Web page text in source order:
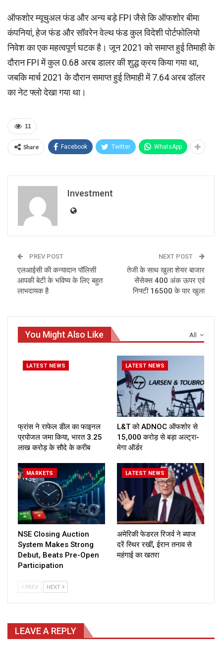
ऑफशोर म्यूचुअल फंड और अन्य बड़े FPI जैसे कि ऑफशोर बीमा
कंपनियां, हेज फंड और सॉवरेन वेल्थ फंड कुल विदेशी पोर्टफोलियो
निवेश का एक महत्वपूर्ण घटक है। जून 2021 को समाप्त हुई तिमाही के
दौरान FPI में कुल 0.68 अरब डालर की शुद्ध क्रय किया गया था,
जबकि मार्च 2021 के दौरान समाप्त हुई तिमाही में 7.64 अरब डॉलर
का नेट फ्लो देखा गया था।
11
Share Facebook Twitter WhatsApp
Investment
PREV POST
एलआईसी की कन्‍यादान पॉलिसी
आपकी बेटी के भविष्‍य के लिए बहुत
लाभदायक है
NEXT POST
तेजी के साथ खुला शेयर बाजार
सेंसेक्‍स 400 अंक ऊपर एवं
निफ्टी 16500 के पार खुला
All
You Might Also Like
LATEST NEWS
फ्रांस ने राफेल डील का फाइनल
प्रपोजल जमा किया, भारत ₹3.25
लाख करोड़ के सौदे के करीब
LATEST NEWS
L&T को ADNOC ऑफशोर से
₹15,000 करोड़ से बड़ा अल्ट्रा-
मेगा ऑर्डर
MARKETS
NSE Closing Auction
System Makes Strong
Debut, Beats Pre-Open
Participation
LATEST NEWS
अमेरिकी फेडरल रिजर्व ने ब्याज
दरें स्थिर रखीं, ईरान तनाव से
महंगाई का खतरा
PREV NEXT
LEAVE A REPLY